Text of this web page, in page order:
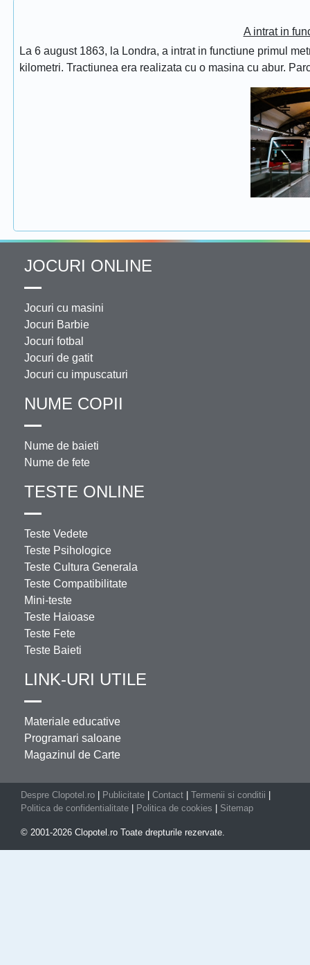
A intrat in
La 6 august 1863, la Londra, a intrat in functiune primul
kilometri. Tractiunea era realizata cu o masina cu abur.
JOCURI ONLINE
Jocuri cu masini
Jocuri Barbie
Jocuri fotbal
Jocuri de gatit
Jocuri cu impuscaturi
NUME COPII
Nume de baieti
Nume de fete
TESTE ONLINE
Teste Vedete
Teste Psihologice
Teste Cultura Generala
Teste Compatibilitate
Mini-teste
Teste Haioase
Teste Fete
Teste Baieti
LINK-URI UTILE
Materiale educative
Programari saloane
Magazinul de Carte
Despre Clopotel.ro Publicitate Contact Termenii si conditii
Politica de confidentialitate
Politica de cookies Sitemap
© 2001-2026 Clopotel.ro Toate drepturile rezervate.